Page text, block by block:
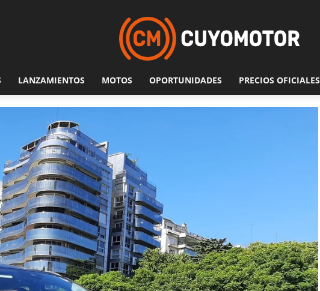
LANZAMIENTOS MOTOS OPORTUNIDADES PRECIOS OFICIALES